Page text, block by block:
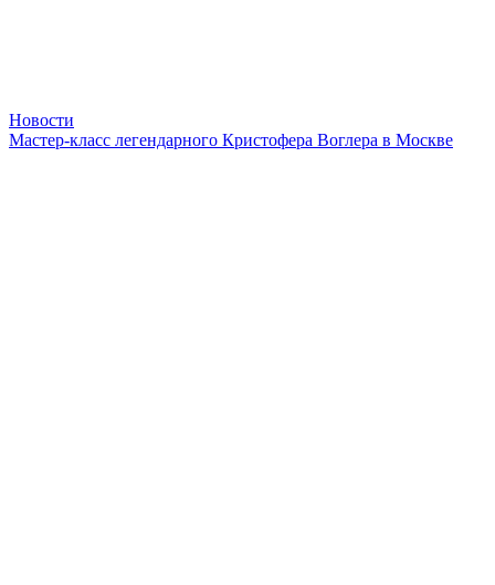
Новости
Мастер-класс легендарного Кристофера Воглера в Москве